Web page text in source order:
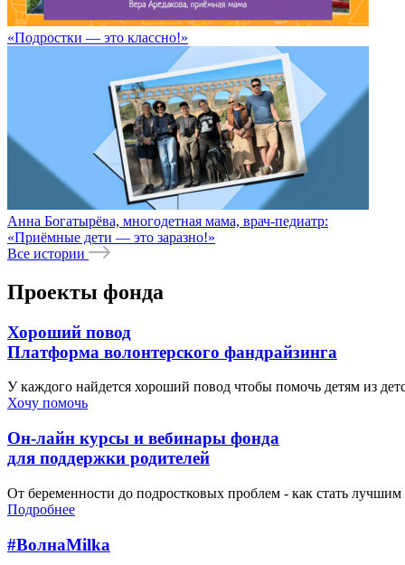
«Подростки — это классно!»
Анна Богатырёва, многодетная мама, врач-педиатр:
«Приёмные дети — это заразно!»
Все истории
Проекты фонда
Хороший повод
Платформа волонтерского фандрайзинга
У каждого найдется хороший повод чтобы помочь детям из
Хочу помочь
Он-лайн курсы и вебинары фонда
для поддержки родителей
От беременности до подростковых проблем - как стать лучшим
Подробнее
#ВолнаMilka